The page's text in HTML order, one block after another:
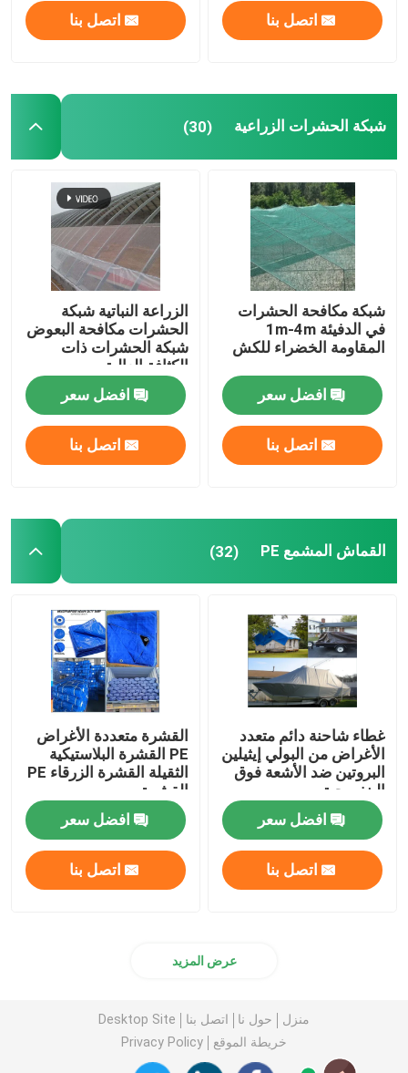
اتصل بنا اتصل بنا
شبكة الحشرات الزراعية (30)
شبكة مكافحة الحشرات
في الدفيئة 1m-4m
المقاومة الخضراء للكش
افضل سعر
اتصل بنا
الزراعة النباتية شبكة
الحشرات مكافحة البعوض
شبكة الحشرات ذات
الكثافة العالية
افضل سعر
اتصل بنا
القماش المشمع PE (32)
غطاء شاحنة دائم متعدد
الأغراض من البولي إيثيلين
البروتين ضد الأشعة فوق
البنفسجية
افضل سعر
اتصل بنا
القشرة متعددة الأغراض
PE القشرة البلاستيكية
الثقيلة القشرة الزرقاء PE
القشرة
افضل سعر
اتصل بنا
عرض المزيد
منزل حول نا اتصل بنا
Desktop Site
خريطة الموقع
Privacy Policy